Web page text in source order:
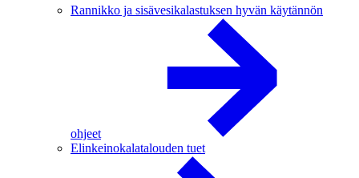
Rannikko ja sisävesikalastuksen hyvän käytännön
ohjeet
Elinkeinokalatalouden tuet